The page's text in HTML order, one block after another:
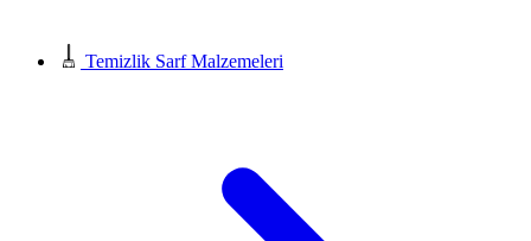
Temizlik Sarf Malzemeleri